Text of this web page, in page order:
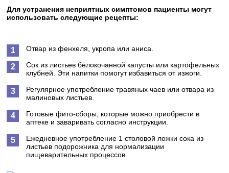
Для устранения неприятных симптомов пациенты могут
использовать следующие рецепты:
Отвар из фенхеля, укропа или аниса.
Сок из листьев белокочанной капусты или картофельных
клубней. Эти напитки помогут избавиться от изжоги.
Регулярное употребление травяных чаев или отвара из
малиновых листьев.
Готовые фито-сборы, которые можно приобрести в
аптеке и заваривать согласно инструкции.
Ежедневное употребление 1 столовой ложки сока из
листьев подорожника для нормализации
пищеварительных процессов.